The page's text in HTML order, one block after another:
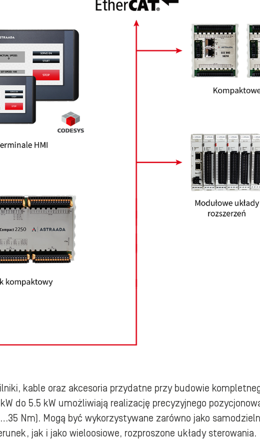
kable oraz akcesoria przydatne przy budowie
do 5.5 kW umożliwiają realizację precyzyjnego
Nm). Mogą być wykorzystywane zarówno jako
jak i jako wieloosiowe, rozproszone układy sterowania.